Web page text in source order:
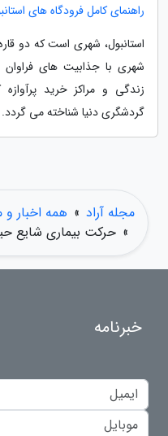
راهنمای کامل فرودگاه های
استانبول، شهری است که دو
شهری با جذابیت های فراوان
زندگی و مراکز خرید
گردشگری دنیا شناخته می گردد.
مجله آراد » همه اخبار و
» حرکت بیماری شایع
خبرنامه